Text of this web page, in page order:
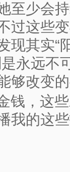
至少会
过这些
现其实“
永远不
够改变
钱，这
我的这